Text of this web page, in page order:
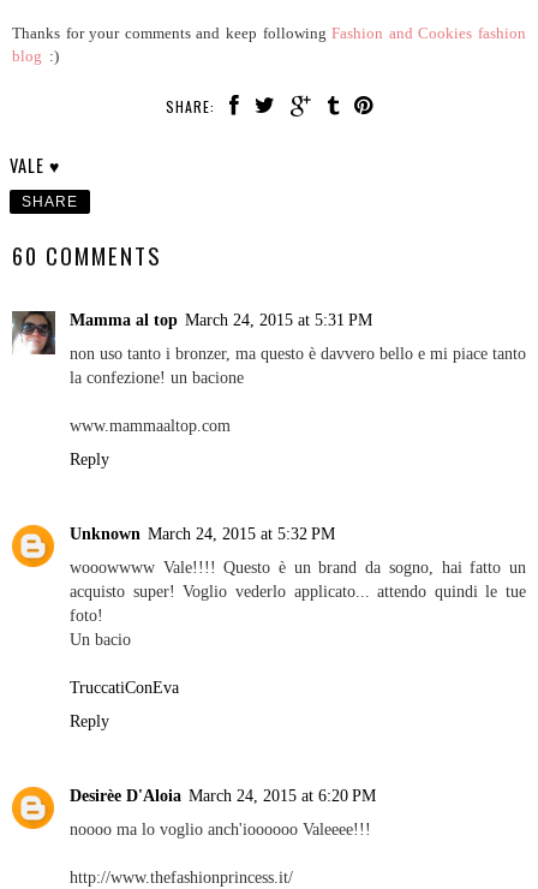
Thanks for your comments and keep followingFashion and Cookies fashion
blog :)
SHARE:
VALE ♥
SHARE
60 COMMENTS
Mamma al top March 24, 2015 at 5:31 PM
non uso tanto i bronzer, ma questo è davvero bello e mi piace tanto
la confezione! un bacione
www.mammaaltop.com
Reply
Unknown March 24, 2015 at 5:32 PM
wooowwww Vale!!!! Questo è un brand da sogno, hai fatto un
acquisto super! Voglio vederlo applicato... attendo quindi le tue
foto!
Un bacio
TruccatiConEva
Reply
Desirèe D'Aloia March 24, 2015 at 6:20 PM
noooo ma lo voglio anch'ioooooo Valeeee!!!
http://www.thefashionprincess.it/